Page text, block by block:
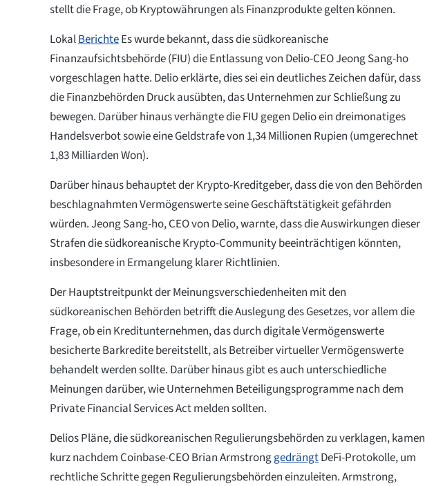
stellt die Frage, ob Kryptowährungen als Finanzprodukte gelten können.
LokalBerichteEs wurde bekannt, dass die südkoreanische
Finanzaufsichtsbehörde (FIU) die Entlassung von Delio-CEO Jeong Sang-ho
vorgeschlagen hatte. Delio erklärte, dies sei ein deutliches Zeichen dafür, dass
die Finanzbehörden Druck ausübten, das Unternehmen zur Schließung zu
bewegen. Darüber hinaus verhängte die FIU gegen Delio ein dreimonatiges
Handelsverbot sowie eine Geldstrafe von 1,34 Millionen Rupien (umgerechnet
1,83 Milliarden Won).
Darüber hinaus behauptet der Krypto-Kreditgeber, dass die von den Behörden
beschlagnahmten Vermögenswerte seine Geschäftstätigkeit gefährden
würden. Jeong Sang-ho, CEO von Delio, warnte, dass die Auswirkungen dieser
Strafen die südkoreanische Krypto-Community beeinträchtigen könnten,
insbesondere in Ermangelung klarer Richtlinien.
Der Hauptstreitpunkt der Meinungsverschiedenheiten mit den
südkoreanischen Behörden betrifft die Auslegung des Gesetzes, vor allem die
Frage, ob ein Kreditunternehmen, das durch digitale Vermögenswerte
besicherte Barkredite bereitstellt, als Betreiber virtueller Vermögenswerte
behandelt werden sollte. Darüber hinaus gibt es auch unterschiedliche
Meinungen darüber, wie Unternehmen Beteiligungsprogramme nach dem
Private Financial Services Act melden sollten.
Delios Pläne, die südkoreanischen Regulierungsbehörden zu verklagen, kamen
kurz nachdem Coinbase-CEO Brian ArmstronggedrängtDeFi-Protokolle, um
rechtliche Schritte gegen Regulierungsbehörden einzuleiten. Armstrong,